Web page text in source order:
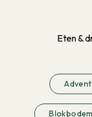
Eten &